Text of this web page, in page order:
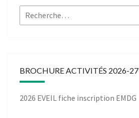
Rechercher :
BROCHURE ACTIVITÉS 2026-27
2026 EVEIL fiche inscription EMDG